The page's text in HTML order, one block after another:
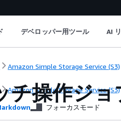
デベロッパー用ツール AI
Amazon Simple Storage Service (S3)
Amazon Simple Storage Service (S3)
チ操作ジ
フォーカスモード